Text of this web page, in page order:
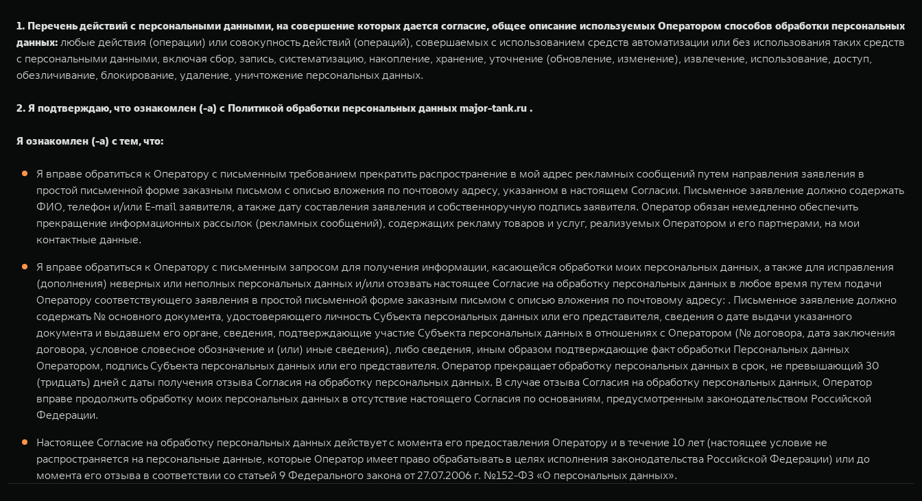
1. Перечень действий с персональными данными, на совершение которых дается согласие, общее описание используемых Оператором способов обработки персональных
данных: любые действия (операции) или совокупность действий (операций), совершаемых с использованием средств автоматизации или без использования таких средств
с персональными данными, включая сбор, запись, систематизацию, накопление, хранение, уточнение (обновление, изменение), извлечение, использование, доступ,
обезличивание, блокирование, удаление, уничтожение персональных данных.
2. Я подтверждаю, что ознакомлен (-а) с Политикой обработки персональных данных major-tank.ru .
Я ознакомлен (-а) с тем, что:
Я вправе обратиться к Оператору с письменным требованием прекратить распространение в мой адрес рекламных сообщений путем направления заявления в
простой письменной форме заказным письмом с описью вложения по почтовому адресу, указанном в настоящем Согласии. Письменное заявление должно содержать
ФИО, телефон и/или E-mail заявителя, а также дату составления заявления и собственноручную подпись заявителя. Оператор обязан немедленно обеспечить
прекращение информационных рассылок (рекламных сообщений), содержащих рекламу товаров и услуг, реализуемых Оператором и его партнерами, на мои
контактные данные.
Я вправе обратиться к Оператору с письменным запросом для получения информации, касающейся обработки моих персональных данных, а также для исправления
(дополнения) неверных или неполных персональных данных и/или отозвать настоящее Согласие на обработку персональных данных в любое время путем подачи
Оператору соответствующего заявления в простой письменной форме заказным письмом с описью вложения по почтовому адресу: . Письменное заявление должно
содержать № основного документа, удостоверяющего личность Субъекта персональных данных или его представителя, сведения о дате выдачи указанного
документа и выдавшем его органе, сведения, подтверждающие участие Субъекта персональных данных в отношениях с Оператором (№ договора, дата заключения
договора, условное словесное обозначение и (или) иные сведения), либо сведения, иным образом подтверждающие факт обработки Персональных данных
Оператором, подпись Субъекта персональных данных или его представителя. Оператор прекращает обработку персональных данных в срок, не превышающий 30
(тридцать) дней с даты получения отзыва Согласия на обработку персональных данных. В случае отзыва Согласия на обработку персональных данных, Оператор
вправе продолжить обработку моих персональных данных в отсутствие настоящего Согласия по основаниям, предусмотренным законодательством Российской
Федерации.
Настоящее Согласие на обработку персональных данных действует с момента его предоставления Оператору и в течение 10 лет (настоящее условие не
распространяется на персональные данные, которые Оператор имеет право обрабатывать в целях исполнения законодательства Российской Федерации) или до
момента его отзыва в соответствии со статьей 9 Федерального закона от 27.07.2006 г. №152-ФЗ «О персональных данных».